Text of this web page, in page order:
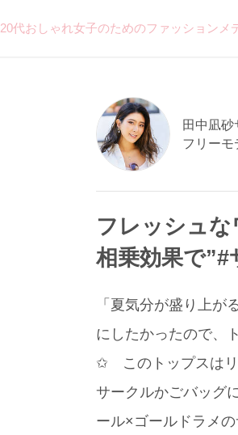
20代おしゃれ女子のためのファッション
田中凪砂
フリーモ
フレッシュ
相乗効果で
「夏気分が盛り上
にしたかったので、
✩ このトップスはリ
サークルかごバッグ
ール×ゴールドラメ